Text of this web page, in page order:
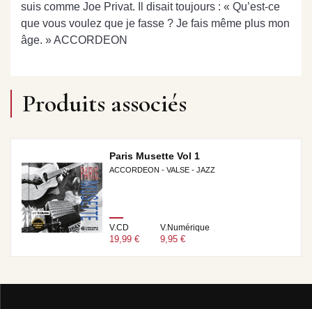
suis comme Joe Privat. Il disait toujours : « Qu’est-ce
que vous voulez que je fasse ? Je fais même plus mon
âge. » ACCORDEON
Produits associés
Paris Musette Vol 1
ACCORDEON - VALSE - JAZZ
V.CD
19,99 €
V.Numérique
9,95 €